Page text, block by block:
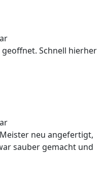
Schnell hierher
neu angefertigt,
sauber gemacht und